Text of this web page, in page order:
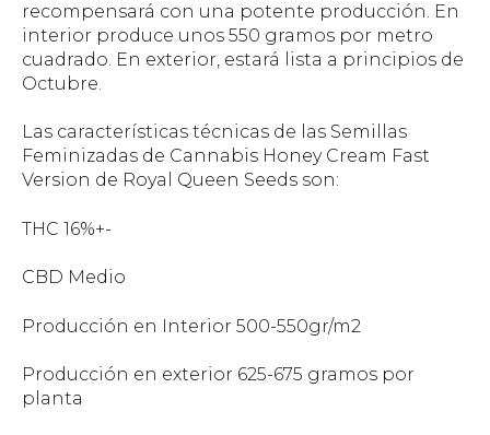
recompensará con una potente producción. En
interior produce unos 550 gramos por metro
cuadrado. En exterior, estará lista a principios de
Octubre.
Las características técnicas de las Semillas
Feminizadas de Cannabis Honey Cream Fast
Version de Royal Queen Seeds son:
THC 16%+-
CBD Medio
Producción en Interior 500-550gr/m2
Producción en exterior 625-675 gramos por
planta